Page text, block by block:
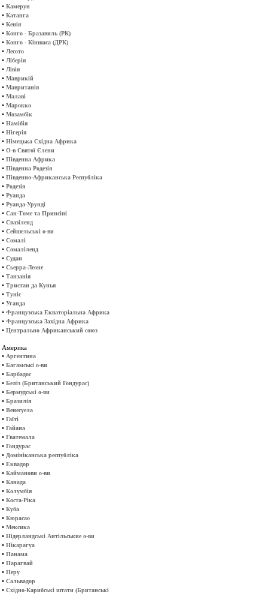
• Камерун
• Катанга
• Кенія
• Конго - Бразавиль (РК)
• Конго - Кіншаса (ДРК)
• Лесото
• Ліберія
• Лівія
• Маврикій
• Мавританія
• Малаві
• Марокко
• Мозамбік
• Намібія
• Нігерія
• Німецька Східна Африка
• О-в Святої Єлени
• Південна Африка
• Південна Родезія
• Південно-Африканська Республіка
• Родезія
• Руанда
• Руанда-Урунді
• Сан-Томе та Принсіпі
• Свазіленд
• Сейшельські о-ви
• Сомалі
• Сомаліленд
• Судан
• Сьерра-Леоне
• Танзанія
• Тристан да Кунья
• Туніс
• Уганда
• Французська Екваторіальна Африка
• Французська Західна Африка
• Центрально Африканський союз
Америка
• Аргентина
• Багамські о-ви
• Барбадос
• Беліз (Британський Гондурас)
• Бермудські о-ви
• Бразилія
• Венесуела
• Гаїті
• Гайана
• Гватемала
• Гондурас
• Домініканська республіка
• Еквадор
• Кайманови о-ви
• Канада
• Колумбія
• Коста-Ріка
• Куба
• Кюрасао
• Мексика
• Нідерландські Антільськие о-ви
• Нікарагуа
• Панама
• Парагвай
• Перу
• Сальвадор
• Східно-Карибські штати (Британські